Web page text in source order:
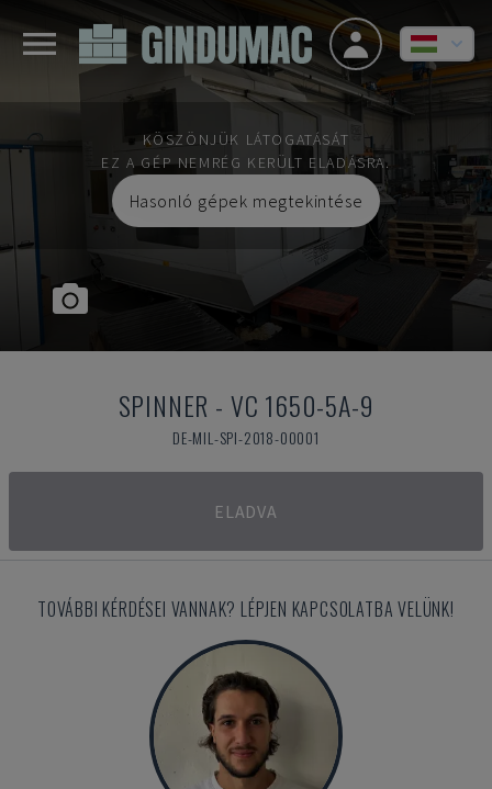
KÖSZÖNJÜK LÁTOGATÁSÁT
EZ A GÉP NEMRÉG KERÜLT ELADÁSRA.
Hasonló gépek megtekintése
SPINNER - VC 1650-5A-9
DE-MIL-SPI-2018-00001
ELADVA
TOVÁBBI KÉRDÉSEI VANNAK? LÉPJEN KAPCSOLATBA VELÜNK!